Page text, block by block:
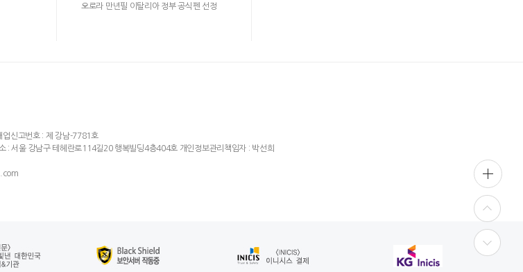
오로라 만년필 이탈리아 정부 공식펜 선정
업신고번호 : 제 강남-7781호
: 서울 강남구 테헤란로114길20 행복빌딩4층404호 개인정보관리책임자 : 박선희